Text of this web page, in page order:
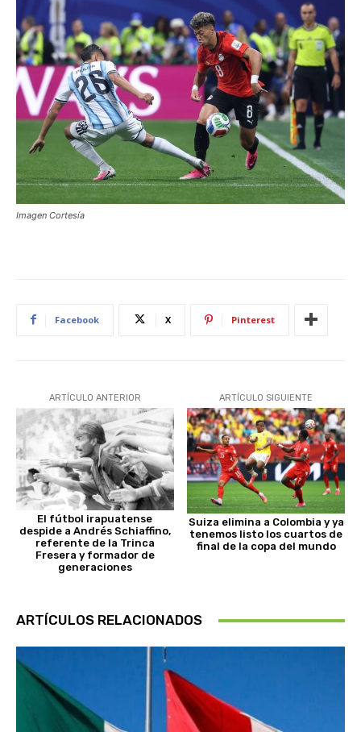
Imagen Cortesía
Facebook X Pinterest
ARTÍCULO ANTERIOR
El fútbol irapuatense
despide a Andrés Schiaffino,
referente de la Trinca
Fresera y formador de
generaciones
ARTÍCULO SIGUIENTE
Suiza elimina a Colombia y ya
tenemos listo los cuartos de
final de la copa del mundo
ARTÍCULOS RELACIONADOS